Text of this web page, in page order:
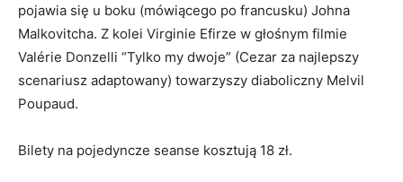
pojawia się u boku (mówiącego po francusku) Johna
Malkovitcha. Z kolei Virginie Efirze w głośnym filmie
Valérie Donzelli “Tylko my dwoje” (Cezar za najlepszy
scenariusz adaptowany) towarzyszy diaboliczny Melvil
Poupaud.
Bilety na pojedyncze seanse kosztują 18 zł.